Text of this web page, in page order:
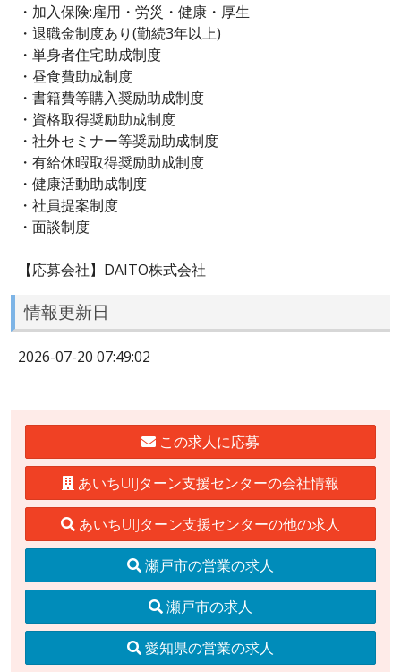
・加入保険:雇用・労災・健康・厚生
・退職金制度あり(勤続3年以上)
・単身者住宅助成制度
・昼食費助成制度
・書籍費等購入奨励助成制度
・資格取得奨励助成制度
・社外セミナー等奨励助成制度
・有給休暇取得奨励助成制度
・健康活動助成制度
・社員提案制度
・面談制度
【応募会社】DAITO株式会社
情報更新日
2026-07-20 07:49:02
この求人に応募
あいちUIJターン支援センターの会社情報
あいちUIJターン支援センターの他の求人
瀬戸市の営業の求人
瀬戸市の求人
愛知県の営業の求人